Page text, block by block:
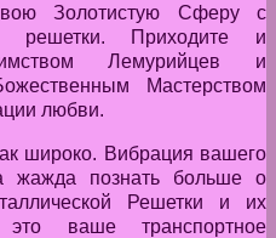
Золотистую Сферу с
решетки. Приходите и
Лемурийцев и
Мастерством
любви.
широко. Вибрация вашего
жажда познать больше о
Решетки и их
это ваше транспортное